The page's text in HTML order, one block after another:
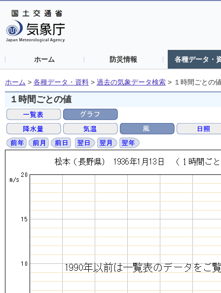
ホーム 防災情報 各種データ・
ホーム > 各種データ・資料 > 過去の気象データ検索 > １時間ごとの
１時間ごとの値